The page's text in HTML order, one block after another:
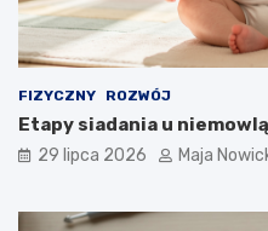
FIZYCZNY ROZWÓJ
Etapy siadania u
29 lipca 2026 Maja